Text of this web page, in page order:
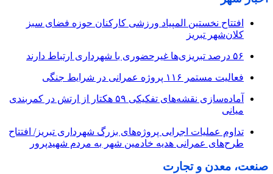
افتتاح نخستین المپیاد ورزشی کارکنان حوزه فضای سبز
کلان‌شهر تبریز
۵۶ درصد تبریزی‌ها غیرحضوری با شهرداری ارتباط دارند
فعالیت مستمر ۱۱۶ پروژه عمرانی در شرایط جنگی
آماده‌سازی نقشه‌های تفکیکی ۵۹ هکتار از ارتش در کمربندی
میانی
تداوم عملیات اجرایی پروژه‌های بزرگ شهرداری تبریز/ افتتاح
طرح‌های عمرانی هدیه خادمین شهر به مردم شهیدپرور
صنعت، معدن و تجارت